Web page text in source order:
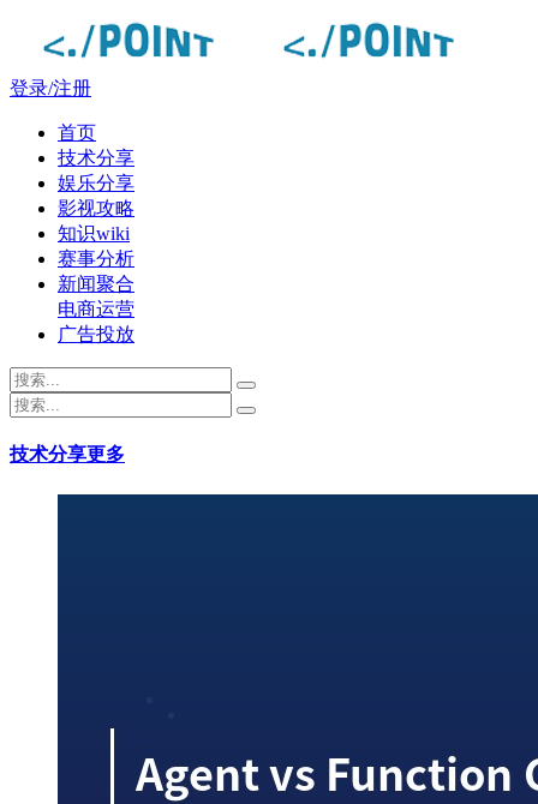
登录/注册
首页
技术分享
娱乐分享
影视攻略
知识wiki
赛事分析
新闻聚合
电商运营
广告投放
技术分享更多